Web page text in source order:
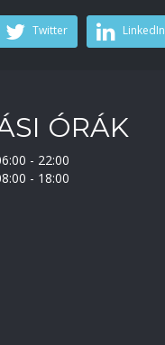
Twitter LinkedIn
ÓRÁK
- 22:00
- 18:00